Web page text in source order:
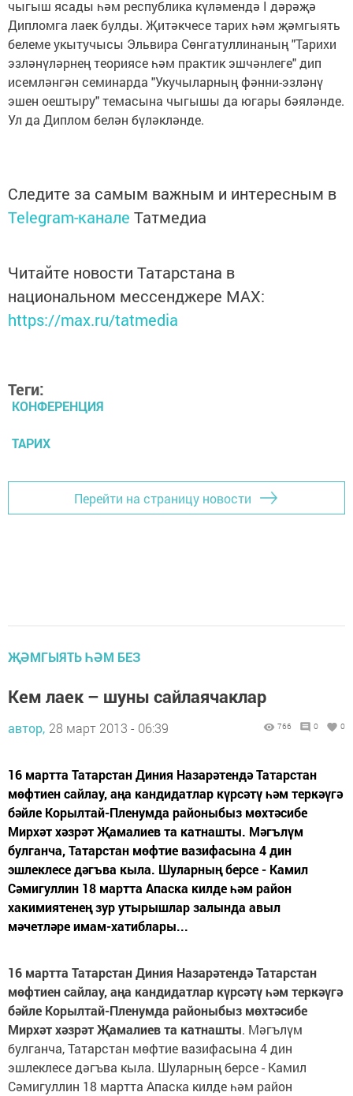
чыгыш ясады һәм республика күләмендә I дәрәҗә
Дипломга лаек булды. Җитәкчесе тарих һәм җәмгыять
белеме укытучысы Эльвира Сөнгатуллинаның "Тарихи
эзләнүләрнең теориясе һәм практик эшчәнлеге" дип
исемләнгән семинарда "Укучыларның фәнни-эзләнү
эшен оештыру" темасына чыгышы да югары бәяләнде.
Ул да Диплом белән бүләкләнде.
Следите за самым важным и интересным в
Telegram-канале Татмедиа
Читайте новости Татарстана в
национальном мессенджере MАХ:
https://max.ru/tatmedia
Теги:
КОНФЕРЕНЦИЯ
ТАРИХ
Перейти на страницу новости
ҖӘМГЫЯТЬ ҺӘМ БЕЗ
Кем лаек – шуны сайлаячаклар
автор, 28 март 2013 - 06:39 766 0 0
16 мартта Татарстан Диния Назарәтендә Татарстан
мөфтиен сайлау, аңа кандидатлар күрсәтү һәм теркәүгә
бәйле Корылтай-Пленумда районыбыз мөхтәсибе
Мирхәт хәзрәт Җамалиев та катнашты. Мәгълүм
булганча, Татарстан мөфтие вазифасына 4 дин
эшлеклесе дәгъва кыла. Шуларның берсе - Камил
Сәмигуллин 18 мартта Апаска килде һәм район
хакимиятенең зур утырышлар залында авыл
мәчетләре имам-хатиблары...
16 мартта Татарстан Диния Назарәтендә Татарстан
мөфтиен сайлау, аңа кандидатлар күрсәтү һәм теркәүгә
бәйле Корылтай-Пленумда районыбыз мөхтәсибе
Мирхәт хәзрәт Җамалиев та катнашты. Мәгълүм
булганча, Татарстан мөфтие вазифасына 4 дин
эшлеклесе дәгъва кыла. Шуларның берсе - Камил
Сәмигуллин 18 мартта Апаска килде һәм район